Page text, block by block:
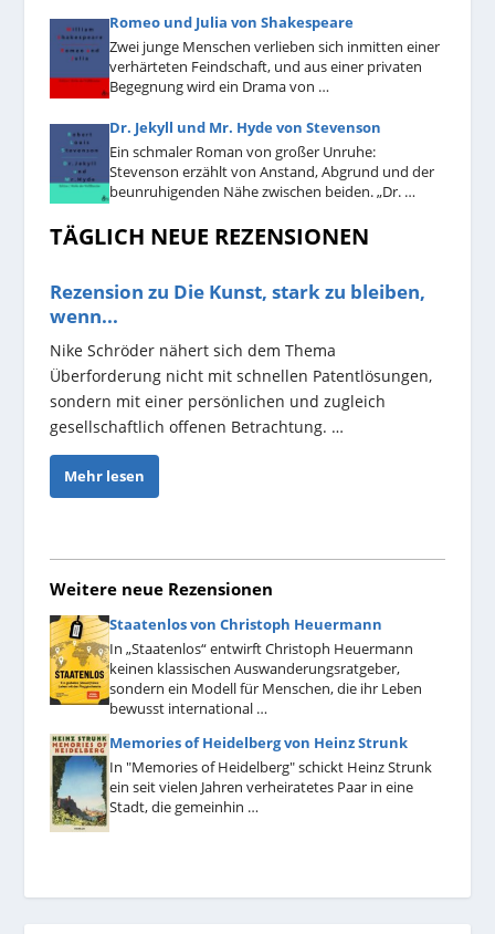
Romeo und Julia von Shakespeare
Zwei junge Menschen verlieben sich inmitten einer
verhärteten Feindschaft, und aus einer privaten
Begegnung wird ein Drama von …
Dr. Jekyll und Mr. Hyde von Stevenson
Ein schmaler Roman von großer Unruhe:
Stevenson erzählt von Anstand, Abgrund und der
beunruhigenden Nähe zwischen beiden. „Dr. …
TÄGLICH NEUE REZENSIONEN
Rezension zu Die Kunst, stark zu bleiben,
wenn...
Nike Schröder nähert sich dem Thema
Überforderung nicht mit schnellen Patentlösungen,
sondern mit einer persönlichen und zugleich
gesellschaftlich offenen Betrachtung. …
Mehr lesen
Weitere neue Rezensionen
Staatenlos von Christoph Heuermann
In „Staatenlos“ entwirft Christoph Heuermann
keinen klassischen Auswanderungsratgeber,
sondern ein Modell für Menschen, die ihr Leben
bewusst international …
Memories of Heidelberg von Heinz Strunk
In "Memories of Heidelberg" schickt Heinz Strunk
ein seit vielen Jahren verheiratetes Paar in eine
Stadt, die gemeinhin …